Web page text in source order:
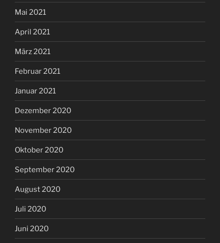
Mai 2021
April 2021
März 2021
Februar 2021
Januar 2021
Dezember 2020
November 2020
Oktober 2020
September 2020
August 2020
Juli 2020
Juni 2020